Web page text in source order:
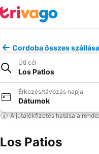
Cordoba összes szállása
Úti cél
Los Patios
Érkezés/távozás napja
Dátumok
A jutalékfizetés hatása a
Los Patios